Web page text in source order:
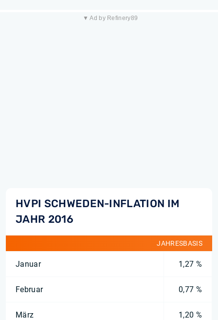
▼ Ad by Refinery89
HVPI SCHWEDEN-INFLATION IM
JAHR 2016
JAHRESBASIS
Januar 1,27 %
Februar 0,77 %
März 1,20 %